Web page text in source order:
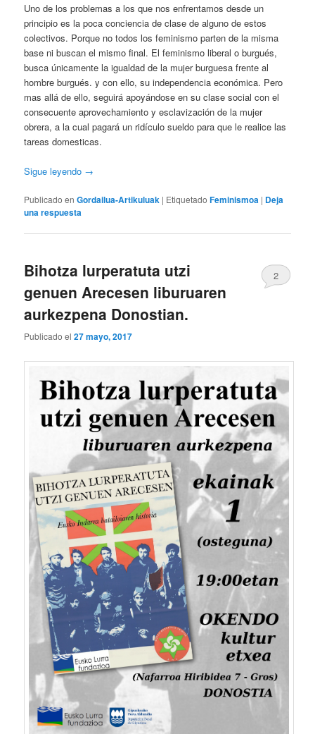
Uno de los problemas a los que nos enfrentamos desde un
principio es la poca conciencia de clase de alguno de estos
colectivos. Porque no todos los feminismo parten de la misma
base ni buscan el mismo final. El feminismo liberal o burgués,
busca únicamente la igualdad de la mujer burguesa frente al
hombre burgués. y con ello, su independencia económica. Pero
mas allá de ello, seguirá apoyándose en su clase social con el
consecuente aprovechamiento y esclavización de la mujer
obrera, a la cual pagará un ridículo sueldo para que le realice las
tareas domesticas.
Sigue leyendo →
Publicado en Gordailua-Artikuluak | Etiquetado Feminismoa | Deja
una respuesta
Bihotza lurperatuta utzi
genuen Arecesen liburuaren
aurkezpena Donostian.
Publicado el27 mayo, 2017
2